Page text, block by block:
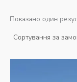
Показано один